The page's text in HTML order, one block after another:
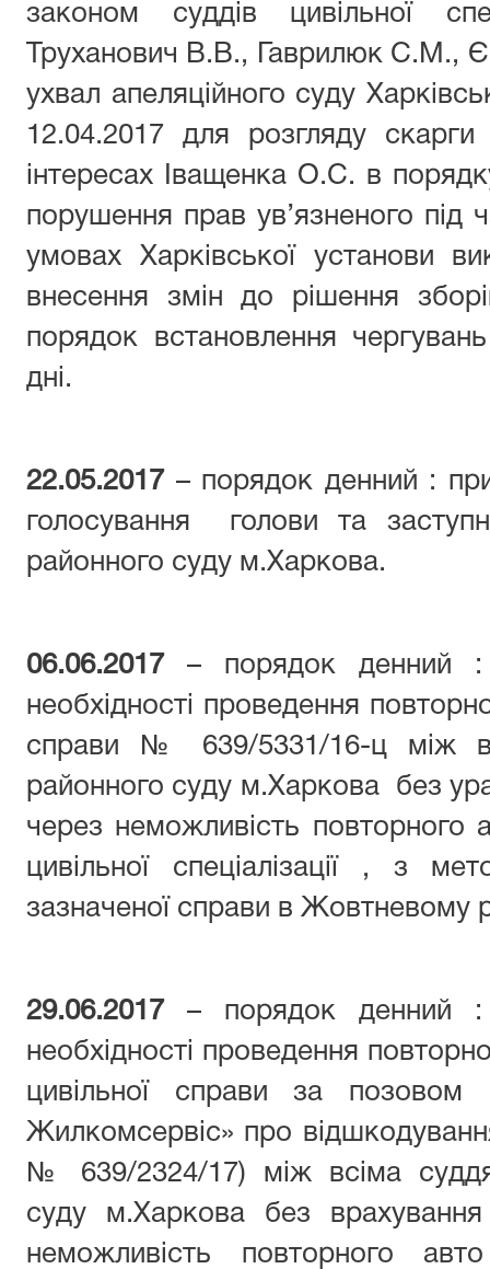
законом суддів цивільної
Труханович В.В., Гаврилюк С.М.,
ухвал апеляційного суду
12.04.2017 для розгляду
інтересах Іващенка О.С. в
порушення прав ув’язненого
умовах Харківської
внесення змін до рішення
порядок встановлення
дні.
22.05.2017 – порядок денний :
голосування голови та
районного суду м.Харкова.
06.06.2017 – порядок денний :
необхідності проведення
справи № 639/5331/16-ц між
районного суду м.Харкова без
через неможливість повторного
цивільної спеціалізації , з
зазначеної справи в Жовтневому
29.06.2017 – порядок денний :
необхідності проведення
цивільної справи за
Жилкомсервіс» про
№ 639/2324/17) між всіма
суду м.Харкова без врахування
неможливість повторного